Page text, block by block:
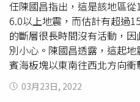
任陳國昌指出，這是該地區
6.0以上地震，而估計有超過
的斷層很長時間沒有活動，
別小心。陳國昌透露，這起
賓海板塊以東南往西北方向
央有些在台東、有些在花蓮
造，也是921後排名第5大，
03月23日, 2022